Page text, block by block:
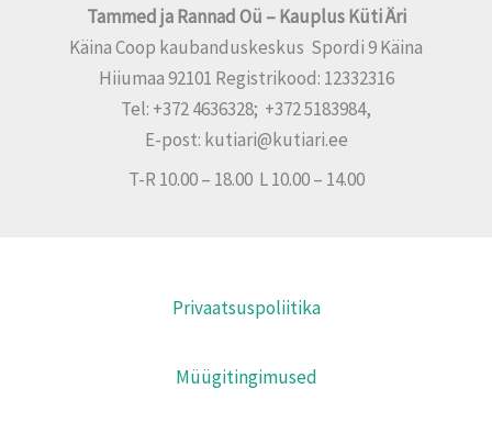
Tammed ja Rannad Oü – Kauplus Küti Äri
Käina Coop kaubanduskeskus Spordi 9 Käina
Hiiumaa 92101 Registrikood: 12332316
Tel: +372 4636328; +372 5183984,
E-post: kutiari@kutiari.ee
T-R 10.00 – 18.00 L 10.00 – 14.00
Privaatsuspoliitika
Müügitingimused